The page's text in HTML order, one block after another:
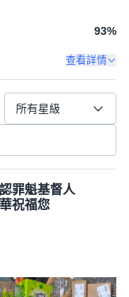
93%
查看詳情
所有星級
罪魁基督人
祝福您